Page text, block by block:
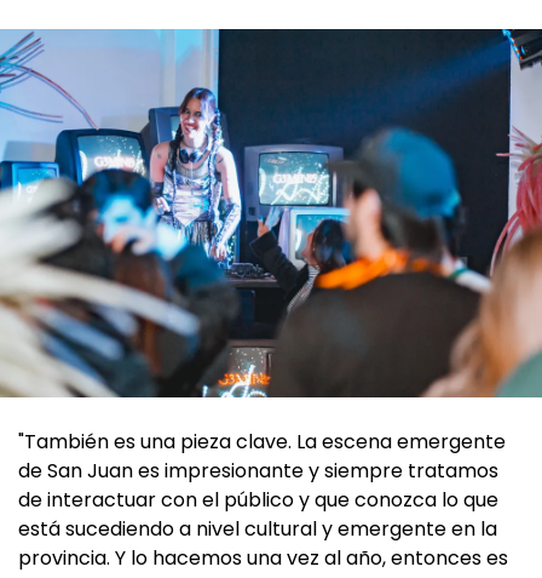
"También es una pieza clave. La escena emergente
de San Juan es impresionante y siempre tratamos
de interactuar con el público y que conozca lo que
está sucediendo a nivel cultural y emergente en la
provincia. Y lo hacemos una vez al año, entonces es